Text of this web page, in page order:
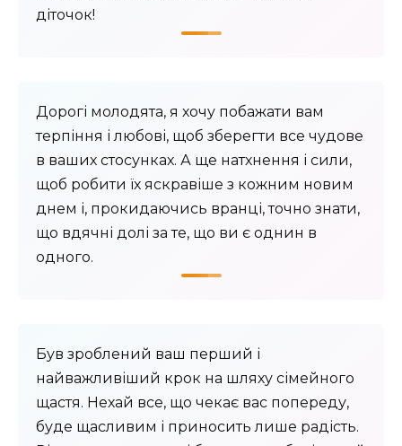
діточок!
Дорогі молодята, я хочу побажати вам
терпіння і любові, щоб зберегти все чудове
в ваших стосунках. А ще натхнення і сили,
щоб робити їх яскравіше з кожним новим
днем ​​і, прокидаючись вранці, точно знати,
що вдячні долі за те, що ви є однин в
одного.
Був зроблений ваш перший і
найважливіший крок на шляху сімейного
щастя. Нехай все, що чекає вас попереду,
буде щасливим і приносить лише радість.